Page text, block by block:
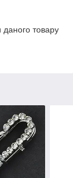
товару